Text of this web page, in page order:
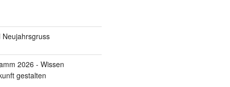
2026 - Wissen
gestalten